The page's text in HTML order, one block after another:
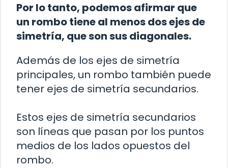
Por lo tanto, podemos afirmar que
un rombo tiene al menos dos ejes de
simetría, que son sus diagonales.
Además de los ejes de simetría
principales, un rombo también puede
tener ejes de simetría secundarios.
Estos ejes de simetría secundarios
son líneas que pasan por los puntos
medios de los lados opuestos del
rombo.